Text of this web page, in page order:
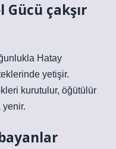
Gücü çakşır
Hatay
yetişir.
kurutulur, öğütülür